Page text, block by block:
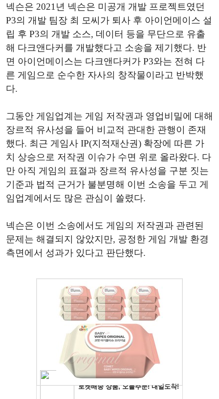
넥슨은 2021년 넥슨은 미공개 개발 프로젝트였던
P3의 개발 팀장 최 모씨가 퇴사 후 아이언메이스 설
립 후 P3의 개발 소스, 데이터 등을 무단으로 유출
해 다크앤다커를 개발했다고 소송을 제기했다. 반
면 아이언메이스는 다크앤다커가 P3와는 전혀 다
른 게임으로 순수한 자사의 창작물이라고 반박했
다.
그동안 게임업계는 게임 저작권과 영업비밀에 대해
장르적 유사성을 들어 비교적 관대한 관행이 존재
했다. 최근 게임사 IP(지적재산권) 확장에 따른 가
치 상승으로 저작권 이슈가 수면 위로 올라왔다. 다
만 아직 게임의 표절과 장르적 유사성을 구분 짓는
기준과 법적 근거가 불분명해 이번 소송을 두고 게
임업계에서도 많은 관심이 쏠렸다.
넥슨은 이번 소송에서도 게임의 저작권과 관련된
문제는 해결되지 않았지만, 공정한 게임 개발 환경
측면에서 성과가 있다고 판단했다.